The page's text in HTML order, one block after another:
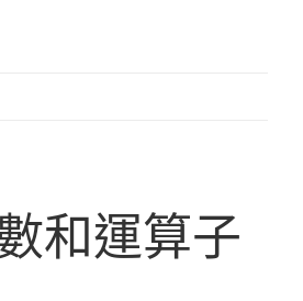
和運算子